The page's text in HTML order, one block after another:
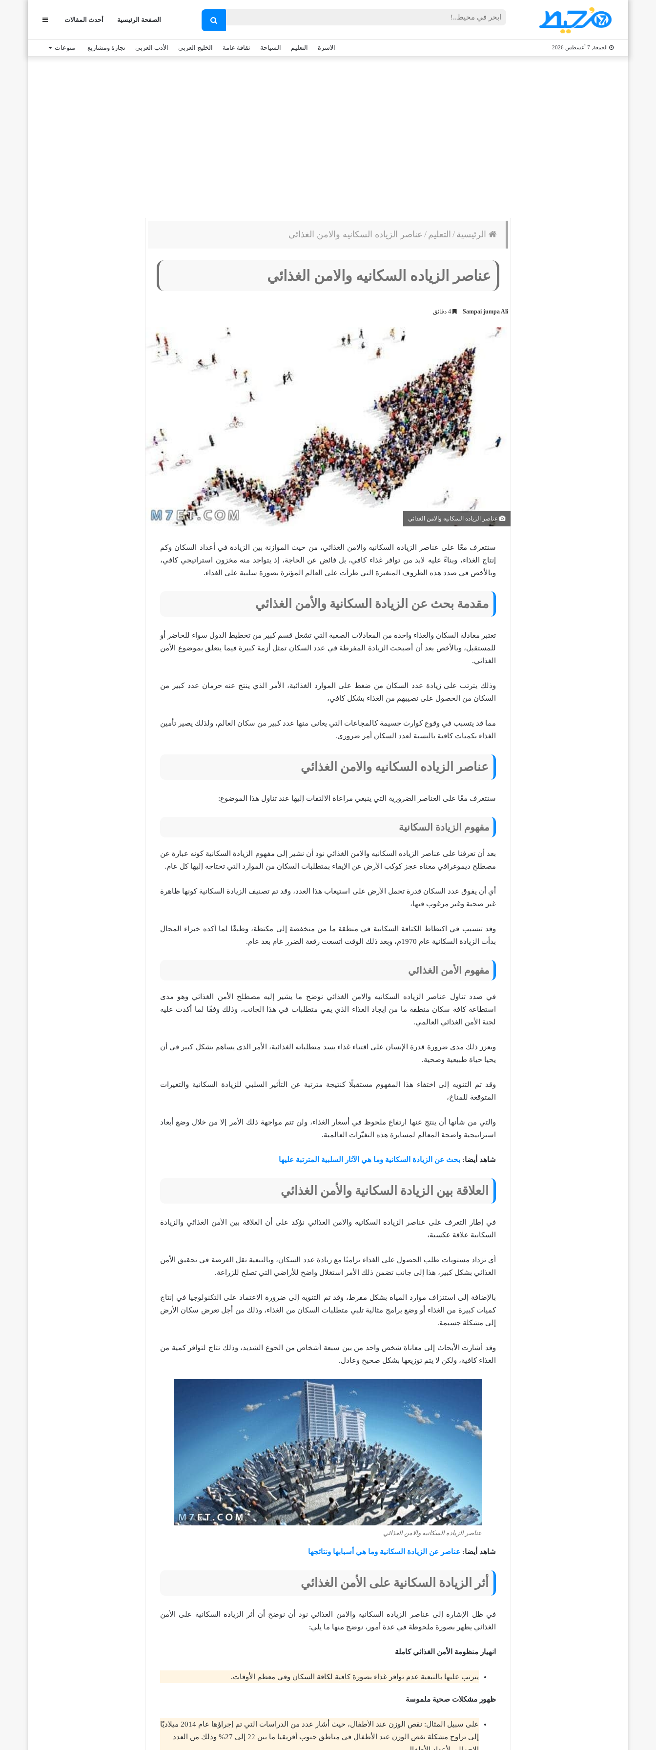
بحث
عن
الصفحة الرئيسية أحدث المقالات
الجمعة, 7 أغسطس 2026 الاسرة التعليم السياحة ثقافة عامة الخليج العربي الأدب العربي تجارة ومشاريع منوعات
الرئيسية / التعليم / عناصر الزياده السكانيه والامن الغذائي
عناصر الزياده السكانيه والامن الغذائي
Sampai jumpa Ali
عناصر الزياده السكانيه والامن الغذائي
سنتعرف معًا على عناصر الزياده السكانيه والامن الغذائي، من حيث الموازنة بين الزيادة في أعداد السكان وكم
إنتاج الغذاء، وبناءً عليه لابد من توافر غذاء كافي، بل فائض عن الحاجة، إذ يتواجد منه مخزون استراتيجي كافي،
وبالأخص في صدد هذه الظروف المتغيرة التي طرأت على العالم المؤثرة بصورة سلبية على الغذاء.
مقدمة بحث عن الزيادة السكانية والأمن الغذائي
تعتبر معادلة السكان والغذاء واحدة من المعادلات الصعبة التي تشغل قسم كبير من تخطيط الدول سواء للحاضر أو
للمستقبل، وبالأخص بعد أن أصبحت الزيادة المفرطة في عدد السكان تمثل أزمة كبيرة فيما يتعلق بموضوع الأمن
الغذائي.
وذلك يترتب على زيادة عدد السكان من ضغط على الموارد الغذائية، الأمر الذي ينتج عنه حرمان عدد كبير من
السكان من الحصول على نصيبهم من الغذاء بشكل كافي،
مما قد يتسبب في وقوع كوارث جسيمة كالمجاعات التي يعانى منها عدد كبير من سكان العالم، ولذلك يصير تأمين
الغذاء بكميات كافية بالنسبة لعدد السكان أمر ضروري.
عناصر الزياده السكانيه والامن الغذائي
سنتعرف معًا على العناصر الضرورية التي ينبغي مراعاة الالتفات إليها عند تناول هذا الموضوع:
مفهوم الزيادة السكانية
بعد أن تعرفنا على عناصر الزياده السكانيه والامن الغذائي نود أن نشير إلى مفهوم الزيادة السكانية كونه عبارة عن
مصطلح ديموغرافي معناه عجز كوكب الأرض عن الإيفاء بمتطلبات السكان من الموارد التي تحتاجه إليها كل عام.
أي أن يفوق عدد السكان قدرة تحمل الأرض على استيعاب هذا العدد، وقد تم تصنيف الزيادة السكانية كونها ظاهرة
غير صحية وغير مرغوب فيها،
وقد تتسبب في اكتظاظ الكثافة السكانية في منطقة ما من منخفضة إلى مكتظة، وطبقًا لما أكده خبراء المجال
بدأت الزيادة السكانية عام 1970م، وبعد ذلك الوقت اتسعت رقعة الضرر عام بعد عام.
مفهوم الأمن الغذائي
في صدد تناول عناصر الزياده السكانيه والامن الغذائي نوضح ما يشير إليه مصطلح الأمن الغذائي وهو مدى
استطاعة كافة سكان منطقة ما من إيجاد الغذاء الذي يفي متطلبات في هذا الجانب، وذلك وفقًا لما أكدت عليه
لجنة الأمن الغذائي العالمي.
ويعزز ذلك مدى ضرورة قدرة الإنسان على اقتناء غذاء يسد متطلباته الغذائية، الأمر الذي يساهم بشكل كبير في أن
يحيا حياة طبيعية وصحية.
وقد تم التنويه إلى اختفاء هذا المفهوم مستقبلًا كنتيجة مترتبة عن التأثير السلبي للزيادة السكانية والتغيرات
المتوقعة للمناخ،
والتي من شأنها أن ينتج عنها ارتفاع ملحوظ في أسعار الغذاء، ولن تتم مواجهة ذلك الأمر إلا من خلال وضع أبعاد
استراتيجية واضحة المعالم لمسايرة هذه التغيّرات العالمية.
شاهد أيضا: بحث عن الزيادة السكانية وما هي الآثار السلبية المترتبة عليها
العلاقة بين الزيادة السكانية والأمن الغذائي
في إطار التعرف على عناصر الزياده السكانيه والامن الغذائي نؤكد على أن العلاقة بين الأمن الغذائي والزيادة
السكانية علاقة عكسية،
أي تزداد مستويات طلب الحصول على الغذاء تزامنًا مع زيادة عدد السكان، وبالتبعية تقل الفرصة في تحقيق الأمن
الغذائي بشكل كبير، هذا إلى جانب تضمن ذلك الأمر استغلال واضح للأراضي التي تصلح للزراعة.
بالإضافة إلى استنزاف موارد المياه بشكل مفرط، وقد تم التنويه إلى ضرورة الاعتماد على التكنولوجيا في إنتاج
كميات كبيرة من الغذاء أو وضع برامج مثالية تلبي متطلبات السكان من الغذاء، وذلك من أجل تعرض سكان الأرض
إلى مشكلة جسيمة.
وقد أشارت الأبحاث إلى معاناة شخص واحد من بين سبعة أشخاص من الجوع الشديد، وذلك نتاج لتوافر كمية من
الغذاء كافية، ولكن لا يتم توزيعها بشكل صحيح وعادل.
عناصر الزياده السكانيه والامن الغذائي
شاهد أيضا: عناصر عن الزيادة السكانية وما هي أسبابها ونتائجها
أثر الزيادة السكانية على الأمن الغذائي
في ظل الإشارة إلى عناصر الزياده السكانيه والامن الغذائي نود أن نوضح أن أثر الزيادة السكانية على الأمن
الغذائي يظهر بصورة ملحوظة في عدة أمور، نوضح منها ما يلي:
انهيار منظومة الأمن الغذائي كاملة
يترتب عليها بالتبعية عدم توافر غذاء بصورة كافية لكافة السكان وفي معظم الأوقات.
ظهور مشكلات صحية ملموسة
على سبيل المثال: نقص الوزن عند الأطفال، حيث أشار عدد من الدراسات التي تم إجراؤها عام 2014 ميلاديًا
إلى تراوح مشكلة نقص الوزن عند الأطفال في مناطق جنوب أفريقيا ما بين 22 إلى 27% وذلك من العدد